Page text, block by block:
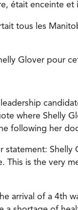
était enceinte et
tous les
Glover pour
where Shelly
following her
statement:
This is the very
arrival of a 4th